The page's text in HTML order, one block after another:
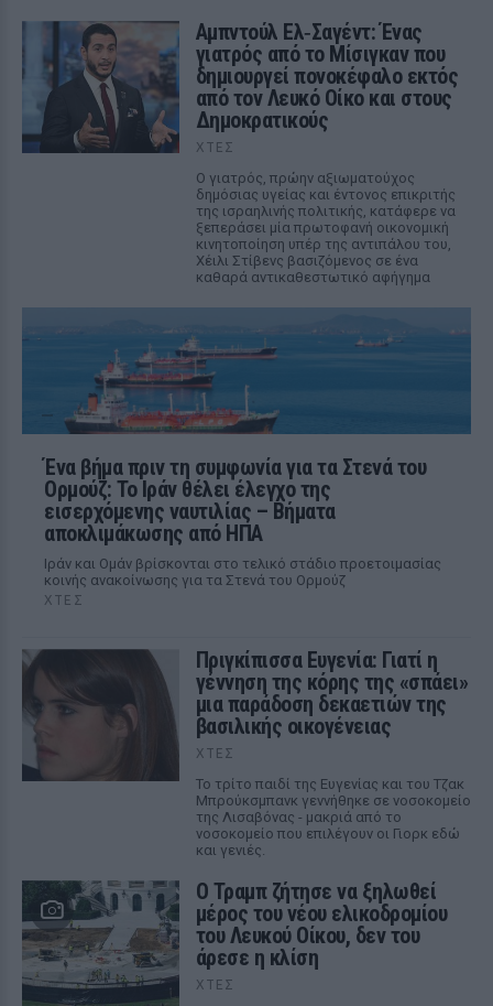
Αμπντούλ Ελ‑Σαγέντ: Ένας
γιατρός από το Μίσιγκαν που
δημιουργεί πονοκέφαλο εκτός
από τον Λευκό Οίκο και στους
Δημοκρατικούς
ΧΤΕΣ
Ο γιατρός, πρώην αξιωματούχος
δημόσιας υγείας και έντονος επικριτής
της ισραηλινής πολιτικής, κατάφερε να
ξεπεράσει μία πρωτοφανή οικονομική
κινητοποίηση υπέρ της αντιπάλου του,
Χέιλι Στίβενς βασιζόμενος σε ένα
καθαρά αντικαθεστωτικό αφήγημα
Ένα βήμα πριν τη συμφωνία για τα Στενά του
Ορμούζ: Το Ιράν θέλει έλεγχο της
εισερχόμενης ναυτιλίας – Βήματα
αποκλιμάκωσης από ΗΠΑ
Ιράν και Ομάν βρίσκονται στο τελικό στάδιο προετοιμασίας
κοινής ανακοίνωσης για τα Στενά του Ορμούζ
ΧΤΕΣ
Πριγκίπισσα Ευγενία: Γιατί η
γέννηση της κόρης της «σπάει»
μια παράδοση δεκαετιών της
βασιλικής οικογένειας
ΧΤΕΣ
Το τρίτο παιδί της Ευγενίας και του Τζακ
Μπρούκσμπανκ γεννήθηκε σε νοσοκομείο
της Λισαβόνας - μακριά από το
νοσοκομείο που επιλέγουν οι Γιορκ εδώ
και γενιές.
Ο Τραμπ ζήτησε να ξηλωθεί
μέρος του νέου ελικοδρομίου
του Λευκού Οίκου, δεν του
άρεσε η κλίση
ΧΤΕΣ